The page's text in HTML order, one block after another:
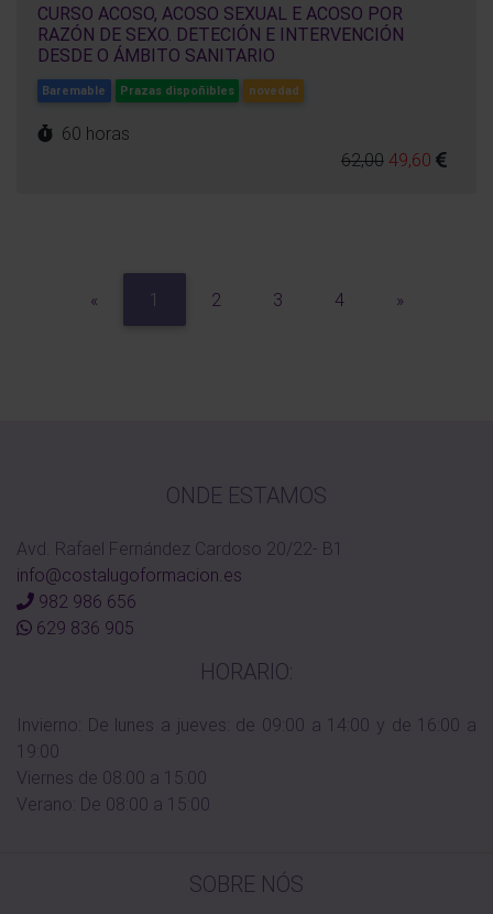
CURSO ACOSO, ACOSO SEXUAL E ACOSO POR
RAZÓN DE SEXO. DETECIÓN E INTERVENCIÓN
DESDE O ÁMBITO SANITARIO
Baremable Prazas dispoñibles novedad
60 horas
62,00 49,60
«Previous1 2 3 4 »Next
ONDE ESTAMOS
Avd. Rafael Fernández Cardoso 20/22- B1
info@costalugoformacion.es
982 986 656
629 836 905
HORARIO:
Invierno: De lunes a jueves: de 09:00 a 14:00 y de 16:00 a
19:00
Viernes de 08:00 a 15:00
Verano: De 08:00 a 15:00
SOBRE NÓS